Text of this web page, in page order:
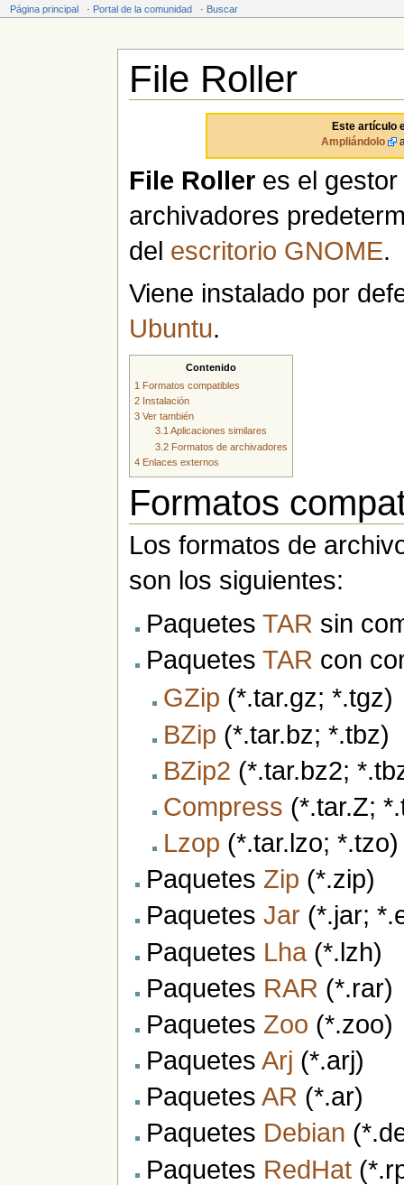
Página principal · Portal de la comunidad · Buscar
File Roller
Este artículo
Ampliándolo
File Roller es el gestor
archivadores
del escritorio GNOME.
Viene instalado por
Ubuntu.
Contenido
1 Formatos compatibles
2 Instalación
3 Ver también
3.1 Aplicaciones similares
3.2 Formatos de archivadores
4 Enlaces externos
Formatos
Los formatos de
son los siguientes:
PaquetesTAR sin
PaquetesTAR con
GZip (*.tar.gz; *.tgz)
BZip (*.tar.bz; *.tbz)
BZip2 (*.tar.bz2;
Compress (*.tar.Z;
Lzop (*.tar.lzo; *.tzo)
Paquetes Zip (*.zip)
PaquetesJar (*.jar;
Paquetes Lha (*.lzh)
Paquetes RAR (*.rar)
Paquetes Zoo (*.zoo)
PaquetesArj (*.arj)
PaquetesAR (*.ar)
Paquetes Debian
Paquetes RedHat